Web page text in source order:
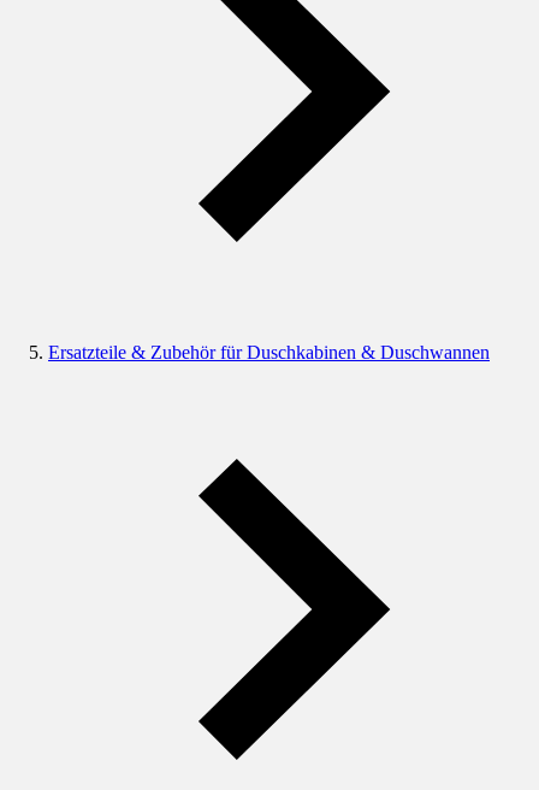
Ersatzteile & Zubehör für Duschkabinen & Duschwannen